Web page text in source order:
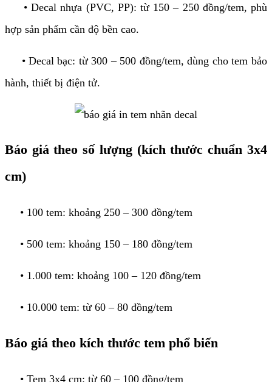
• Decal nhựa (PVC, PP): từ 150 – 250 đồng/tem, phù
hợp sản phẩm cần độ bền cao.
• Decal bạc: từ 300 – 500 đồng/tem, dùng cho tem bảo
hành, thiết bị điện tử.
Báo giá theo số lượng (kích thước chuẩn 3x4
cm)
• 100 tem: khoảng 250 – 300 đồng/tem
• 500 tem: khoảng 150 – 180 đồng/tem
• 1.000 tem: khoảng 100 – 120 đồng/tem
• 10.000 tem: từ 60 – 80 đồng/tem
Báo giá theo kích thước tem phổ biến
• Tem 3x4 cm: từ 60 – 100 đồng/tem